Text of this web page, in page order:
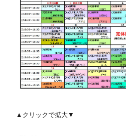
▲クリックで拡大▼